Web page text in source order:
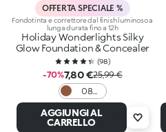
OFFERTA SPECIALE %
Fondotinta e correttore dal finish luminoso a
lunga durata fino a 12h
Holiday Wonderlights Silky
Glow Foundation & Concealer
(98)
-70%7,80 €25,99 €
08
Cocoa
AGGIUNGI AL
CARRELLO